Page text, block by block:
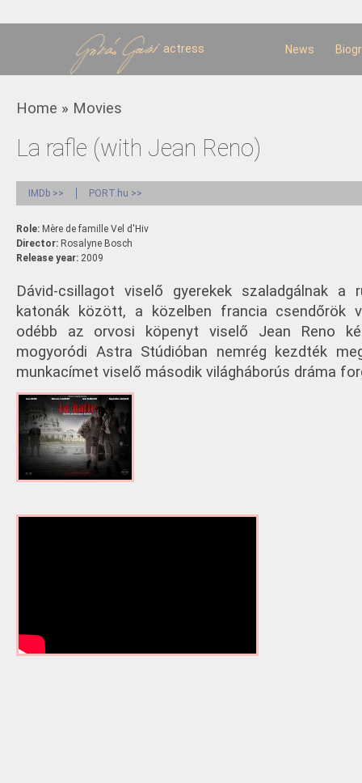
actress News
You are here
Home » Movies
La rafle (with Jean Reno)
IMDb >> PORT.hu >>
Role: Mère de famille Vel d'Hiv
Director: Rosalyne Bosch
Release year: 2009
Dávid-csillagot viselő gyerekek szaladgálnak a
katonák között, a közelben francia csendőrök
odébb az orvosi köpenyt viselő Jean Reno
mogyoródi Astra Stúdióban nemrég kezdték
munkacímet viselő második világháborús dráma